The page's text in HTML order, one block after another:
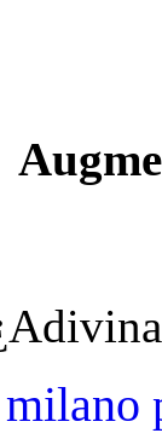
milano